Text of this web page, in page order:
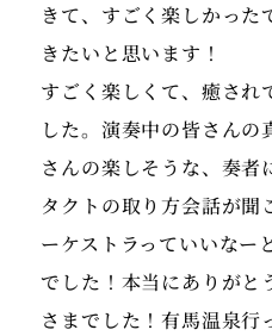
きて、すごく楽しかっ
きたいと思います！
すごく楽しくて、癒され
した。演奏中の皆さんの
さんの楽しそうな、奏者
タクトの取り方会話が聞
ーケストラっていいなー
でした！本当にありがと
さまでした！有馬温泉行